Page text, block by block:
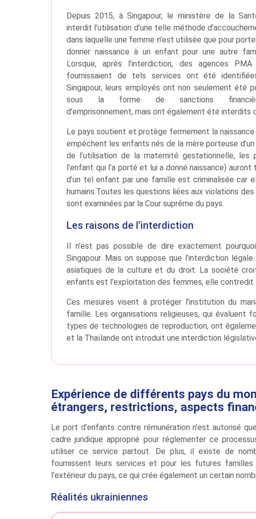
Depuis 2015, à Singapour, le ministère de la
interdit l’utilisation d’une telle méthode
dans laquelle une femme n’est utilisée que pour
donner naissance à un enfant pour une autre
Lorsque, après l’interdiction, des agences PMA
fournissaient de tels services ont été
Singapour, leurs employés ont non seulement été
sous la forme de sanctions
d’emprisonnement, mais ont également été interdits
Le pays soutient et protège fermement la
empêchent les enfants nés de la mère porteuse
de l’utilisation de la maternité gestationnelle, les
l’enfant qui l’a porté et lui a donné naissance)
d’un tel enfant par une famille est criminalisée
humains.Toutes les questions liées aux violations
sont examinées par la Cour suprême du pays.
Les raisons de l’interdiction
Il n’est pas possible de dire exactement
Singapour. Mais on suppose que l’interdiction
asiatiques de la culture et du droit. La société
enfants est l’exploitation des femmes, elle contredit
Ces mesures visent à protéger l’institution du
famille. Les organisations religieuses, qui évaluent
types de technologies de reproduction, ont
et la Thaïlande ont introduit une interdiction
Expérience de différents pays du
étrangers, restrictions, aspects
Le port d’enfants contre rémunération n’est autorisé
cadre juridique approprié pour réglementer ce
utiliser ce service partout. De plus, il existe de
fournissent leurs services et pour les futures
l’extérieur du pays, ce qui crée également un certain
Réalités ukrainiennes